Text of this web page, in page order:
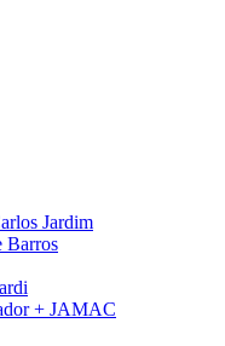
Jardim
Barros
+ JAMAC